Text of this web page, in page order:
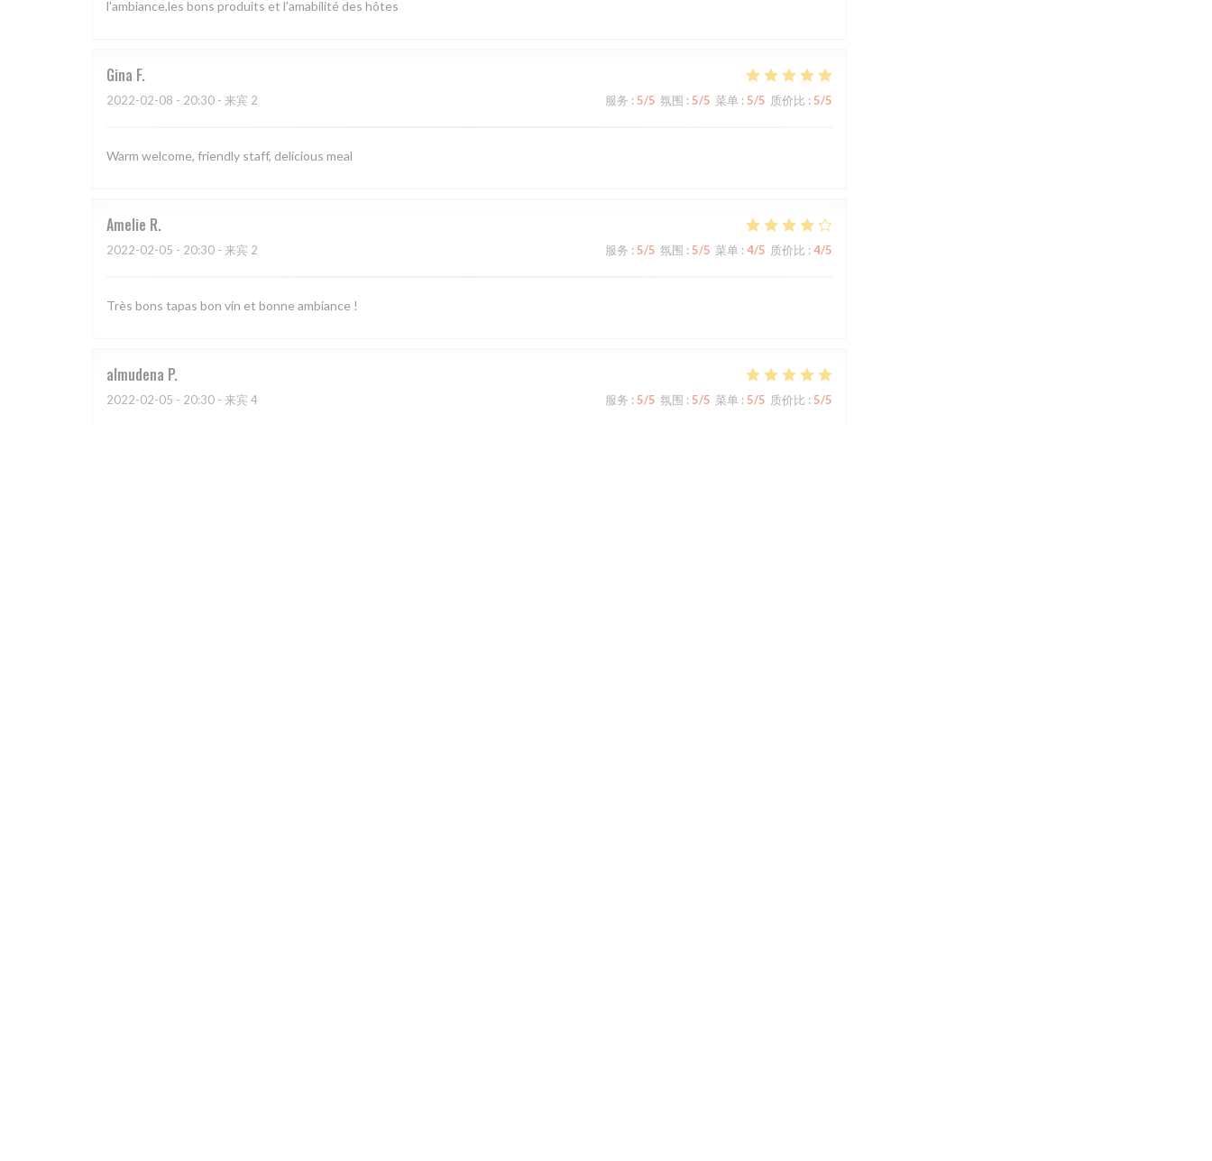
l'ambiance,les bons produits et l'amabilité des hôtes
Gina F
2022-02-08 - 20:30 - 来宾 2 服务 : 5/5 氛围 : 5/5 菜单 : 5/5 质价比 : 5/5
Warm welcome, friendly staff, delicious meal
Amelie R
2022-02-05 - 20:30 - 来宾 2 服务 : 5/5 氛围 : 5/5 菜单 : 4/5 质价比 : 4/5
Très bons tapas bon vin et bonne ambiance !
almudena P
2022-02-05 - 20:30 - 来宾 4 服务 : 5/5 氛围 : 5/5 菜单 : 5/5 质价比 : 5/5